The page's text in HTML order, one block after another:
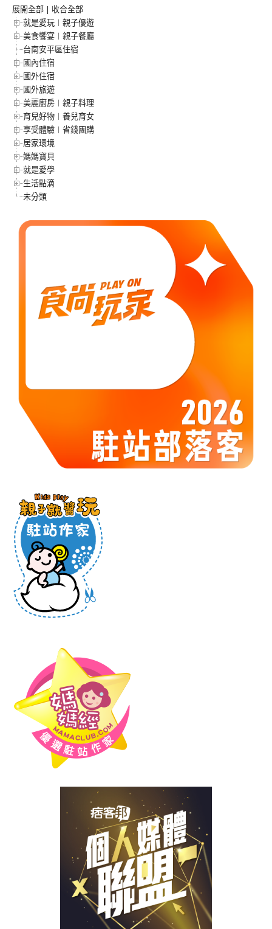
展開全部 | 收合全部
就是愛玩︱親子優遊
美食饗宴︱親子餐廳
台南安平區住宿
國內住宿
國外住宿
國外旅遊
美麗廚房︱親子料理
育兒好物︱養兒育女
享受體驗︱省錢團購
居家環境
媽媽寶貝
就是愛學
生活點滴
未分類